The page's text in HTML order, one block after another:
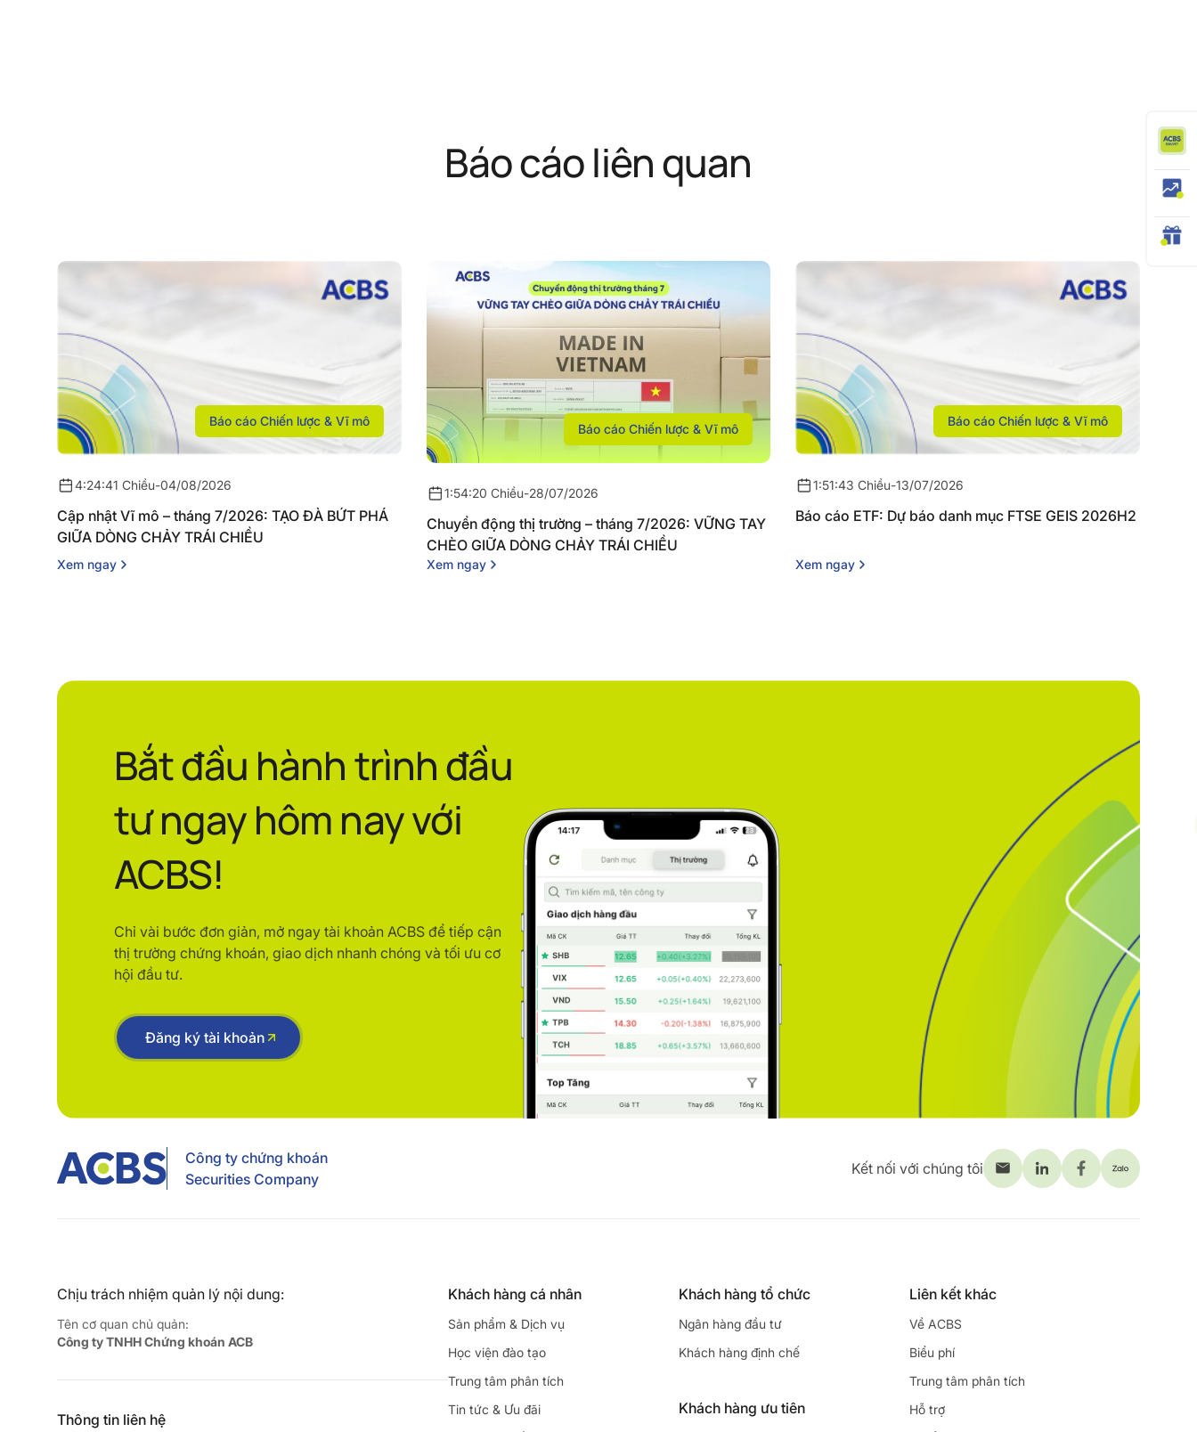
Báo cáo liên quan
Báo cáo Chiến lược & Vĩ mô
4:24:41 Chiều-04/08/2026
Cập nhật Vĩ mô – tháng 7/2026: TẠO ĐÀ BỨT PHÁ
GIỮA DÒNG CHẢY TRÁI CHIỀU
Xem ngay
Báo cáo Chiến lược & Vĩ mô
1:54:20 Chiều-28/07/2026
Chuyển động thị trường – tháng 7/2026: VỮNG TAY
CHÈO GIỮA DÒNG CHẢY TRÁI CHIỀU
Xem ngay
Báo cáo Chiến lược & Vĩ mô
1:51:43 Chiều-13/07/2026
Báo cáo ETF: Dự báo danh mục FTSE GEIS 2026H2
Xem ngay
Bắt đầu hành trình đầu
tư ngay hôm nay với
ACBS!
Chỉ vài bước đơn giản, mở ngay tài khoản ACBS để tiếp cận
thị trường chứng khoán, giao dịch nhanh chóng và tối ưu cơ
hội đầu tư.
Đăng ký tài khoản
Công ty chứng khoán
Securities Company
Kết nối với chúng tôi
Chịu trách nhiệm quản lý nội dung:
Tên cơ quan chủ quản:
Công ty TNHH Chứng khoán ACB
Thông tin liên hệ
Khách hàng cá nhân
Sản phẩm & Dịch vụ
Học viện đào tạo
Trung tâm phân tích
Tin tức & Ưu đãi
Khách hàng tổ chức
Ngân hàng đầu tư
Khách hàng định chế
Khách hàng ưu tiên
Liên kết khác
Về ACBS
Biểu phí
Trung tâm phân tích
Hỗ trợ